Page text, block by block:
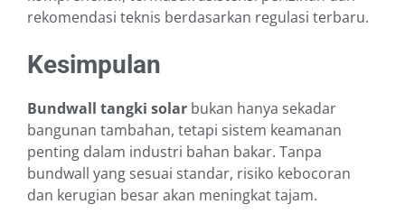
rekomendasi teknis berdasarkan regulasi terbaru.
Kesimpulan
Bundwall tangki solar bukan hanya sekadar
bangunan tambahan, tetapi sistem keamanan
penting dalam industri bahan bakar. Tanpa
bundwall yang sesuai standar, risiko kebocoran
dan kerugian besar akan meningkat tajam.